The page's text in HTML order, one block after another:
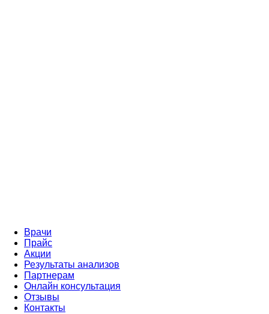
Врачи
Прайс
Акции
Результаты анализов
Партнерам
Онлайн консультация
Отзывы
Контакты